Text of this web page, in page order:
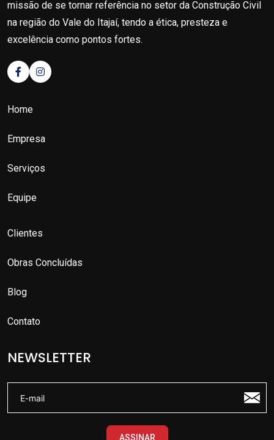
missão de se tornar referência no setor da Construção Civil
na região do Vale do Itajaí, tendo a ética, presteza e
excelência como pontos fortes.
Home
Empresa
Serviços
Equipe
Clientes
Obras Concluídas
Blog
Contato
NEWSLETTER
ASSINAR